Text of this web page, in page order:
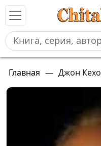
Главная — Джон Кехо